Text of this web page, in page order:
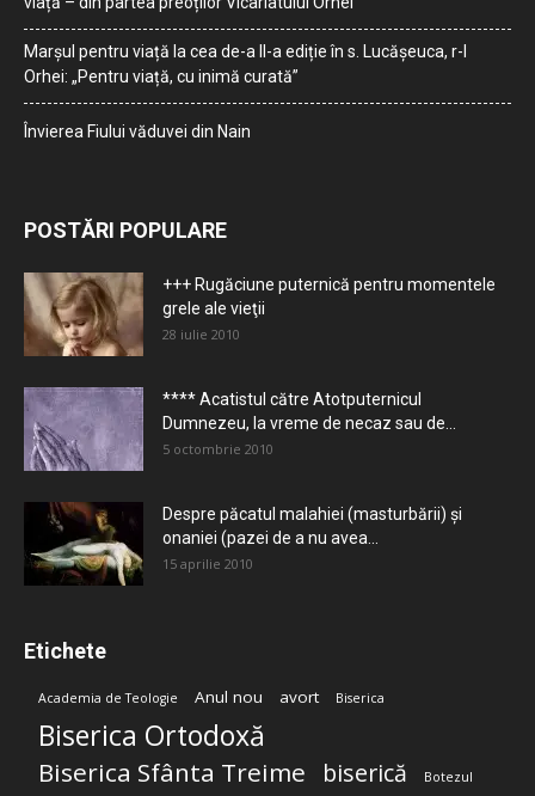
Marșul pentru viață la cea de-a II-a ediție în s. Lucășeuca, r-l
Orhei: „Pentru viață, cu inimă curată”
Învierea Fiului văduvei din Nain
POSTĂRI POPULARE
+++ Rugăciune puternică pentru momentele
grele ale vieţii
28 iulie 2010
**** Acatistul către Atotputernicul
Dumnezeu, la vreme de necaz sau de...
5 octombrie 2010
Despre păcatul malahiei (masturbării) şi
onaniei (pazei de a nu avea...
15 aprilie 2010
Etichete
Academia de Teologie Anul nou avort Biserica
Biserica Ortodoxă
Biserica Sfânta Treime biserică Botezul